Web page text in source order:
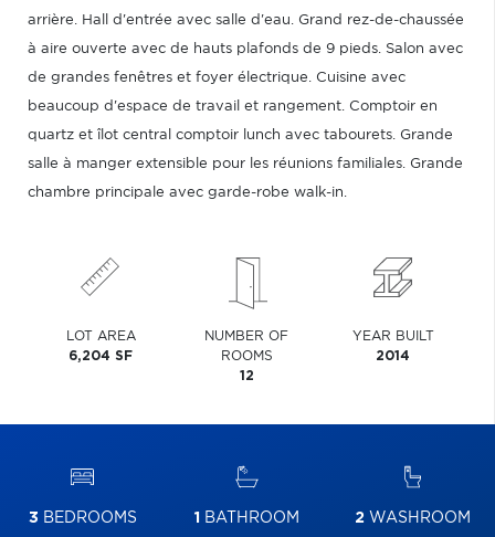
arrière. Hall d'entrée avec salle d'eau. Grand rez-de-chaussée
à aire ouverte avec de hauts plafonds de 9 pieds. Salon avec
de grandes fenêtres et foyer électrique. Cuisine avec
beaucoup d'espace de travail et rangement. Comptoir en
quartz et îlot central comptoir lunch avec tabourets. Grande
salle à manger extensible pour les réunions familiales. Grande
chambre principale avec garde-robe walk-in.
LOT AREA
6,204 SF
NUMBER OF
ROOMS
12
YEAR BUILT
2014
3 BEDROOMS 1 BATHROOM 2WASHROOM